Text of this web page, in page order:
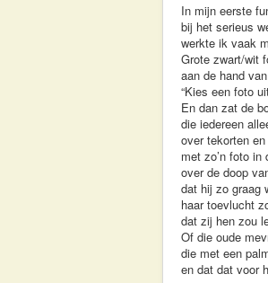
In mijn eerste
bij het serieus
werkte ik vaak
Grote zwart/wit
aan de hand
“Kies een foto
En dan zat de
die iedereen
over tekorten
met zo’n foto
over de doop
dat hij zo graag
haar toevlucht
dat zij hen zou
Of die oude
die met een
en dat dat voor